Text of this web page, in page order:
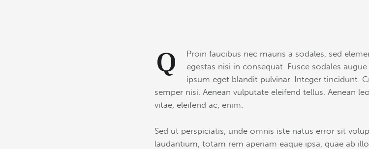
Q
Proin faucibus nec mauris a sodales, sed
egestas nisi in consequat. Fusce sodales
ipsum eget blandit pulvinar. Integer tincidunt.
semper nisi. Aenean vulputate eleifend tellus. Aenean
vitae, eleifend ac, enim.
Sed ut perspiciatis, unde omnis iste natus error sit
laudantium, totam rem aperiam eaque ipsa, quae ab